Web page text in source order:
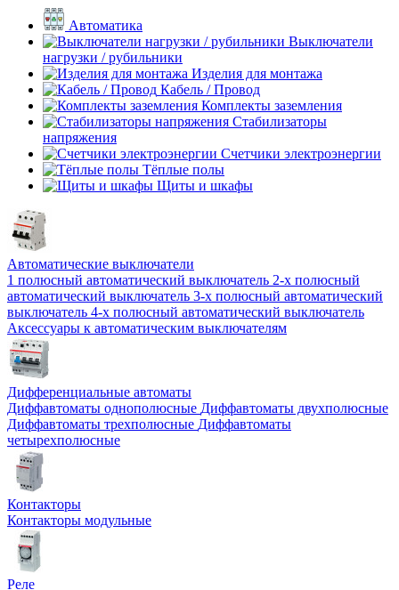
Автоматика
Выключатели
нагрузки / рубильники
Изделия для монтажа
Кабель / Провод
Комплекты заземления
Стабилизаторы
напряжения
Счетчики электроэнергии
Тёплые полы
Щиты и шкафы
Автоматические выключатели
1 полюсный автоматический выключатель 2-х полюсный
автоматический выключатель 3-х полюсный автоматический
выключатель 4-х полюсный автоматический выключатель
Аксессуары к автоматическим выключателям
Дифференциальные автоматы
Диффавтоматы однополюсные Диффавтоматы двухполюсные
Диффавтоматы трехполюсные Диффавтоматы
четырехполюсные
Контакторы
Контакторы модульные
Реле